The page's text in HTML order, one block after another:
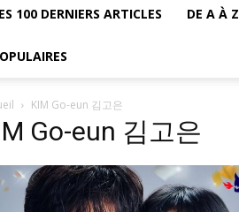
100 DERNIERS ARTICLES DE A À Z
KIM Go-eun 김고은
Go-eun 김고은